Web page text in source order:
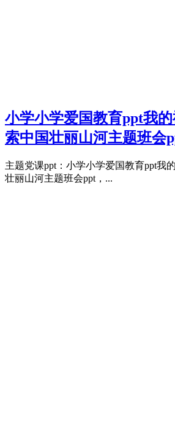
小学小学爱国教育ppt我
索中国壮丽山河主题班会
主题党课ppt：小学小学爱国教育ppt我
壮丽山河主题班会ppt，...